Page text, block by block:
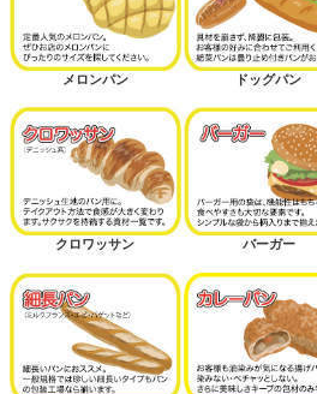
メロンパン ドッグパン
クロワッサン バーガー